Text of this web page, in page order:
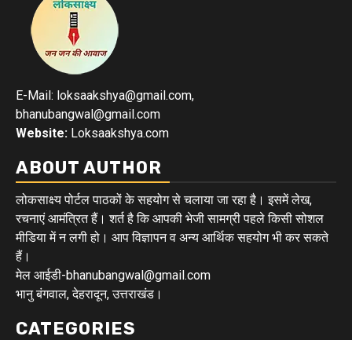
E-Mail: loksaakshya@gmail.com,
bhanubangwal@gmail.com
Website: Loksaakshya.com
ABOUT AUTHOR
लोकसाक्ष्य पोर्टल पाठकों के सहयोग से चलाया जा रहा है। इसमें लेख,
रचनाएं आमंत्रित हैं। शर्त है कि आपकी भेजी सामग्री पहले किसी सोशल
मीडिया में न लगी हो। आप विज्ञापन व अन्य आर्थिक सहयोग भी कर सकते
हैं।
मेल आईडी-bhanubangwal@gmail.com
भानु बंगवाल, देहरादून, उत्तराखंड।
CATEGORIES